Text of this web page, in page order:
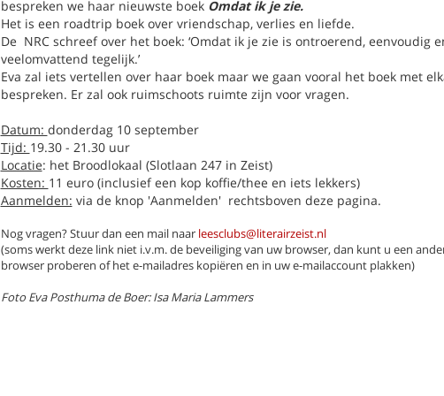
bespreken we haar nieuwste boek Omdat ik je zie.
Het is een roadtrip boek over vriendschap, verlies en liefde.
De NRC schreef over het boek: ‘Omdat ik je zie is ontroerend, eenvoudig
veelomvattend tegelijk.’
Eva zal iets vertellen over haar boek maar we gaan vooral het boek met
bespreken. Er zal ook ruimschoots ruimte zijn voor vragen.
Datum: donderdag 10 september
Tijd: 19.30 - 21.30 uur
Locatie: het Broodlokaal (Slotlaan 247 in Zeist)
Kosten: 11 euro (inclusief een kop koffie/thee en iets lekkers)
Aanmelden: via de knop 'Aanmelden' rechtsboven deze pagina.
Nog vragen? Stuur dan een mail naar leesclubs@literairzeist.nl
(soms werkt deze link niet i.v.m. de beveiliging van uw browser, dan kunt u een
browser proberen of het e-mailadres kopiëren en in uw e-mailaccount plakken)
Foto Eva Posthuma de Boer: Isa Maria Lammers